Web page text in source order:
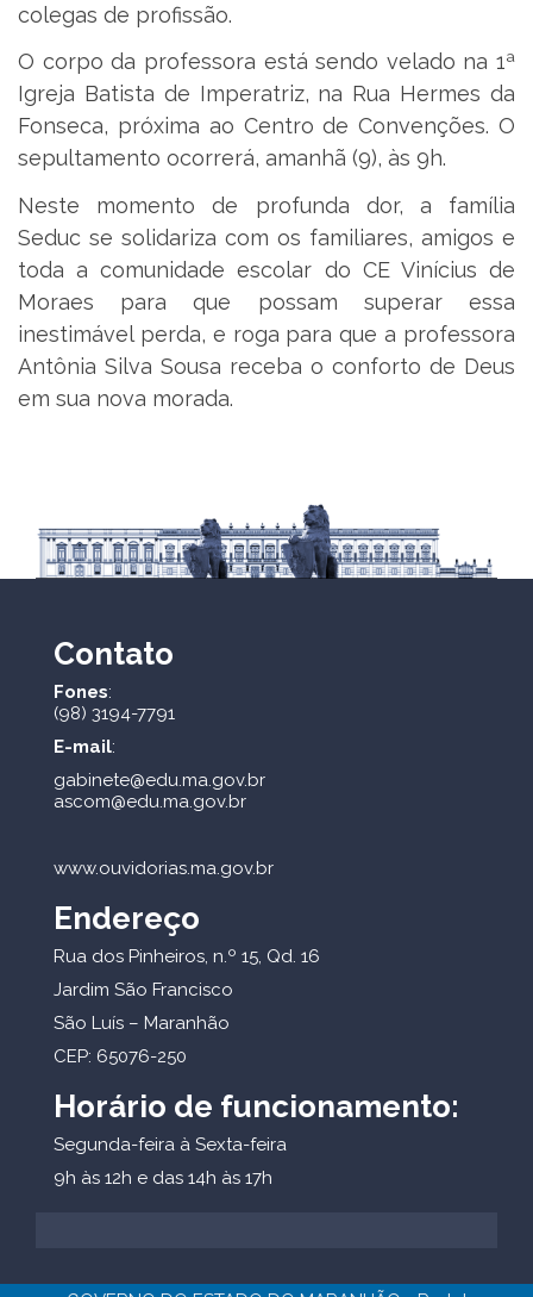
colegas de profissão.
O corpo da professora está sendo velado na 1ª
Igreja Batista de Imperatriz, na Rua Hermes da
Fonseca, próxima ao Centro de Convenções. O
sepultamento ocorrerá, amanhã (9), às 9h.
Neste momento de profunda dor, a família
Seduc se solidariza com os familiares, amigos e
toda a comunidade escolar do CE Vinícius de
Moraes para que possam superar essa
inestimável perda, e roga para que a professora
Antônia Silva Sousa receba o conforto de Deus
em sua nova morada.
Contato
Fones:
(98) 3194-7791
E-mail:
gabinete@edu.ma.gov.br
ascom@edu.ma.gov.br
www.ouvidorias.ma.gov.br
Endereço
Rua dos Pinheiros, n.º 15, Qd. 16
Jardim São Francisco
São Luís – Maranhão
CEP: 65076-250
Horário de funcionamento:
Segunda-feira à Sexta-feira
9h às 12h e das 14h às 17h